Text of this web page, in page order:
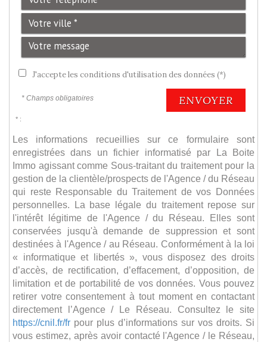
J'accepte les conditions d'utilisation des données (*)
* Champs obligatoires ENVOYER
* :
Les informations recueillies sur ce formulaire sont
enregistrées dans un fichier informatisé par La Boite
Immo agissant comme Sous-traitant du traitement pour la
gestion de la clientèle/prospects de l'Agence / du Réseau
qui reste Responsable du Traitement de vos Données
personnelles. La base légale du traitement repose sur
l'intérêt légitime de l'Agence / du Réseau. Elles sont
conservées jusqu'à demande de suppression et sont
destinées à l'Agence / au Réseau. Conformément à la loi
« informatique et libertés », vous disposez des droits
d’accès, de rectification, d’effacement, d’opposition, de
limitation et de portabilité de vos données. Vous pouvez
retirer votre consentement à tout moment en contactant
directement l’Agence / Le Réseau. Consultez le site
https://cnil.fr/fr pour plus d’informations sur vos droits. Si
vous estimez, après avoir contacté l'Agence / le Réseau,